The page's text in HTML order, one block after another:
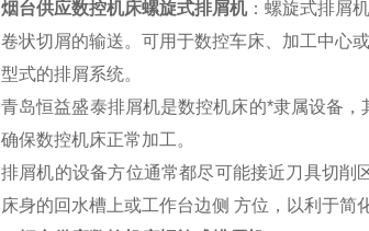
烟台供应数控机床螺旋式排屑机：螺旋式排屑
卷状切屑的输送。可用于数控车床、加工中心
型式的排屑系统。
青岛恒益盛泰排屑机是数控机床的*隶属设备
确保数控机床正常加工。
排屑机的设备方位通常都尽可能接近刀具切削
床身的回水槽上或工作台边侧 方位，以利于简